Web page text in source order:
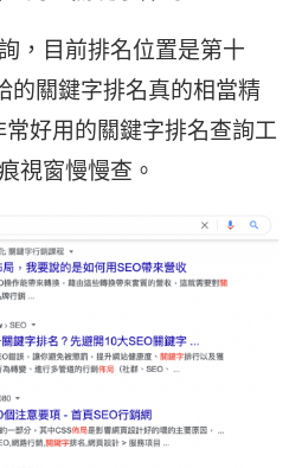
，目前排名位置是第十
的關鍵字排名真的相當精
好用的關鍵字排名查詢工
視窗慢慢查。